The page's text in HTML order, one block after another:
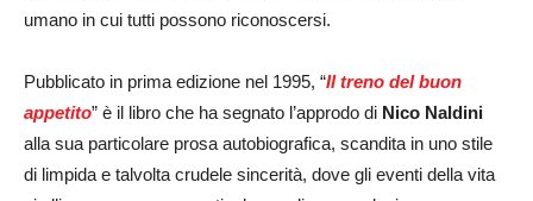
umano in cui tutti possono riconoscersi.
Pubblicato in prima edizione nel 1995, “Il treno del buon
appetito” è il libro che ha segnato l’approdo di Nico Naldini
alla sua particolare prosa autobiografica, scandita in uno stile
di limpida e talvolta crudele sincerità, dove gli eventi della vita